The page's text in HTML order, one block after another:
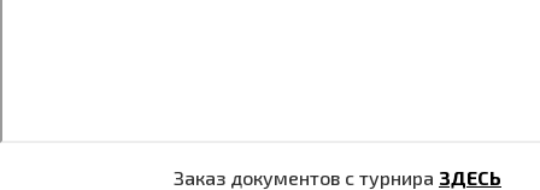
Заказ документов с турнира ЗДЕСЬ